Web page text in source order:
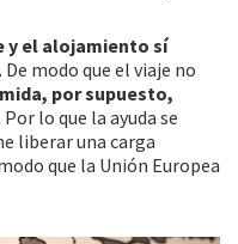
y el alojamiento sí
. De modo que el viaje no
por supuesto,
Por lo que la ayuda se
liberar una carga
que la Unión Europea